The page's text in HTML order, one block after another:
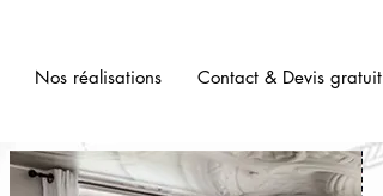
Nos réalisations Contact & Devis gratuit